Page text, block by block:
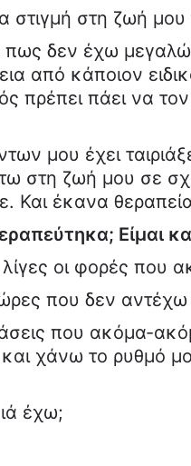
στιγμή στη ζωή
πως δεν έχω
από κάποιον
πρέπει πάει να τον
μου έχει
στη ζωή μου σε
Και έκανα
Είμαι
οι φορές που
που δεν
που ακόμα-
χάνω το ρυθμό
έχω;